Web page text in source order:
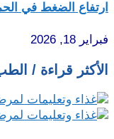
ارتفاع الضغط في
فبراير 18, 2026
الأكثر قراءة /